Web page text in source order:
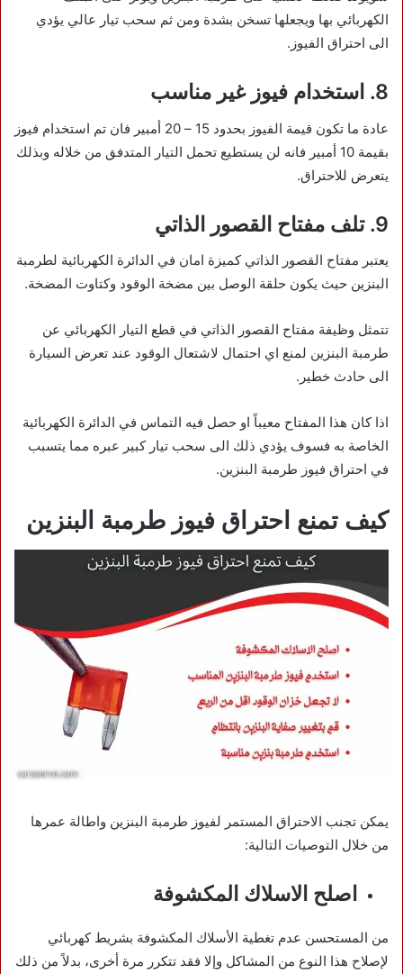
الكهربائي بها ويجعلها تسخن بشدة ومن ثم سحب تيار عالي يؤدي
الى احتراق الفيوز.
8. استخدام فيوز غير مناسب
عادة ما تكون قيمة الفيوز بحدود 15 – 20 أمبير فان تم استخدام فيوز
بقيمة 10 أمبير فانه لن يستطيع تحمل التيار المتدفق من خلاله وبذلك
يتعرض للاحتراق.
9. تلف مفتاح القصور الذاتي
يعتبر مفتاح القصور الذاتي كميزة امان في الدائرة الكهربائية لطرمبة
البنزين حيث يكون حلقة الوصل بين مضخة الوقود وكتاوت المضخة.
تتمثل وظيفة مفتاح القصور الذاتي في قطع التيار الكهربائي عن
طرمبة البنزين لمنع اي احتمال لاشتعال الوقود عند تعرض السيارة
الى حادث خطير.
اذا كان هذا المفتاح معيباً او حصل فيه التماس في الدائرة الكهربائية
الخاصة به فسوف يؤدي ذلك الى سحب تيار كبير عبره مما يتسبب
في احتراق فيوز طرمبة البنزين.
كيف تمنع احتراق فيوز طرمبة البنزين
يمكن تجنب الاحتراق المستمر لفيوز طرمبة البنزين واطالة عمرها
من خلال التوصيات التالية:
اصلح الاسلاك المكشوفة
من المستحسن عدم تغطية الأسلاك المكشوفة بشريط كهربائي
لإصلاح هذا النوع من المشاكل وإلا فقد تتكرر مرة أخرى، بدلاً من ذلك